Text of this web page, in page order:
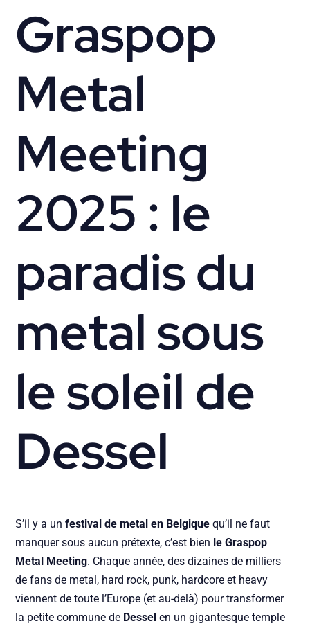
Graspop
Metal
Meeting
2025 : le
paradis du
metal sous
le soleil de
Dessel
S’il y a unfestival de metal en Belgique qu’il ne faut
manquer sous aucun prétexte, c’est bien le Graspop
Metal Meeting. Chaque année, des dizaines de milliers
de fans de metal, hard rock, punk, hardcore et heavy
viennent de toute l’Europe (et au-delà) pour transformer
la petite commune de Dessel en un gigantesque temple